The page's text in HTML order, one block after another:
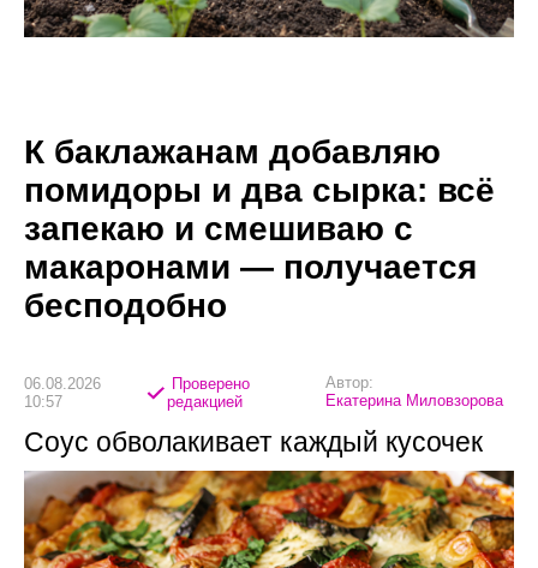
К баклажанам добавляю
помидоры и два сырка: всё
запекаю и смешиваю с
макаронами — получается
бесподобно
06.08.2026
10:57
Проверено
редакцией
Автор:
Екатерина Миловзорова
Соус обволакивает каждый кусочек